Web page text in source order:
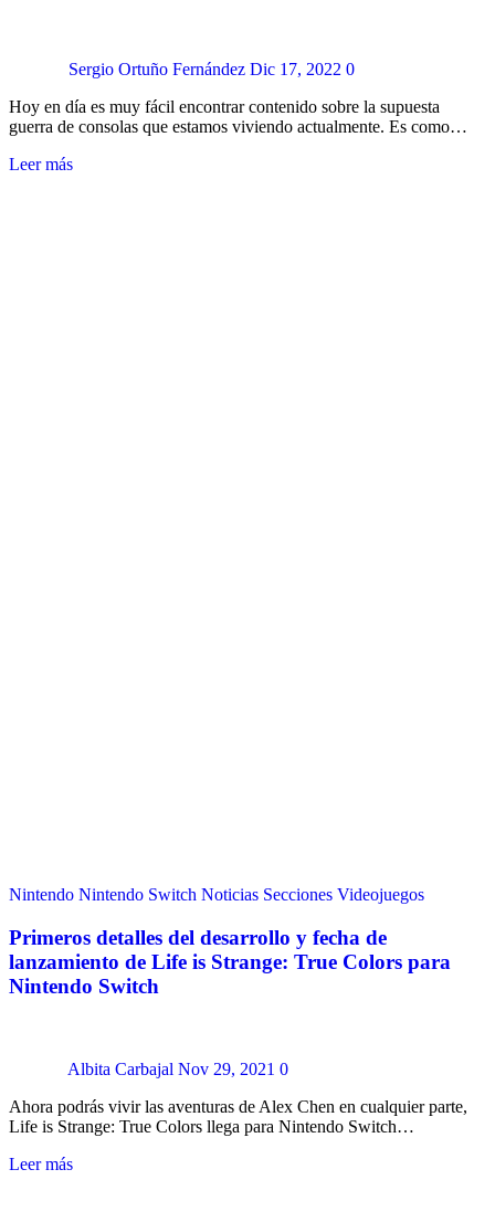
Sergio Ortuño Fernández Dic 17, 2022 0
Hoy en día es muy fácil encontrar contenido sobre la supuesta
guerra de consolas que estamos viviendo actualmente. Es como…
Leer más
Nintendo Nintendo Switch Noticias Secciones Videojuegos
Primeros detalles del desarrollo y fecha de
lanzamiento de Life is Strange: True Colors para
Nintendo Switch
Albita Carbajal Nov 29, 2021 0
Ahora podrás vivir las aventuras de Alex Chen en cualquier parte,
Life is Strange: True Colors llega para Nintendo Switch…
Leer más